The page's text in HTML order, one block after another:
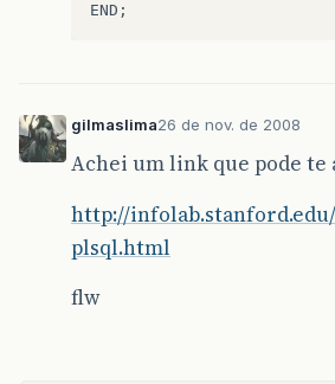
END ;
gilmaslima26 de nov. de 2008
Achei um link que pode te
http://
plsql.html
flw